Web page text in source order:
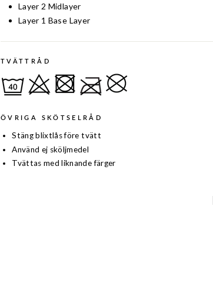
Layer 2 Midlayer
Layer 1 Base Layer
TVÄTTRÅD
ÖVRIGA SKÖTSELRÅD
Stäng blixtlås före tvätt
Använd ej sköljmedel
Tvättas med liknande färger